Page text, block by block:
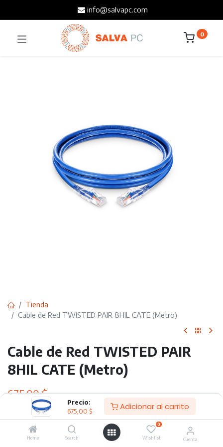
Precio:
675,00 $ Adicionar al carrito
Home Search
0
Wishlist Cuenta
info@salvapc.com
0
Tienda
Cable de Red TWISTED PAIR 8HIL CATE (Metro)
Cable de Red TWISTED PAIR
8HIL CATE (Metro)
675,00$
Adicionar al carrito